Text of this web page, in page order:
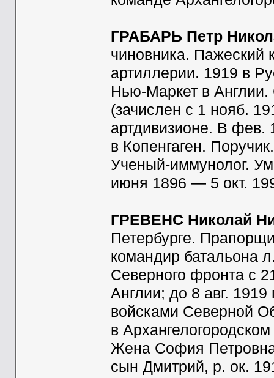
ГРАБАРЬ Петр
чиновника. Пажеский
артиллерии. 1919 в
Нью-Маркет в
(зачислен с 1 нояб.
артдивизионе. В фев.
в Копенгаген.
Ученый-иммунолог.
июня 1896 — 5 окт.
ГРЕВЕНС Николай
Петербурге.
командир батальона
Северного фронта с
Англии; до 8 авг.
войсками Северной
в
Жена София
сын Дмитрий, р. ок.